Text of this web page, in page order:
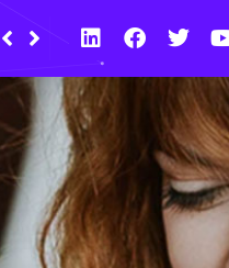
Marseille s’engage pour